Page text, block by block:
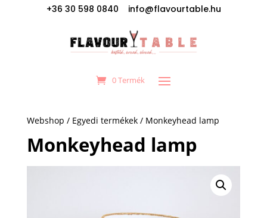
+36 30 598 0840 info@flavourtable.hu
0 Termék
Webshop / Egyedi termékek/ Monkeyhead lamp
Monkeyhead lamp